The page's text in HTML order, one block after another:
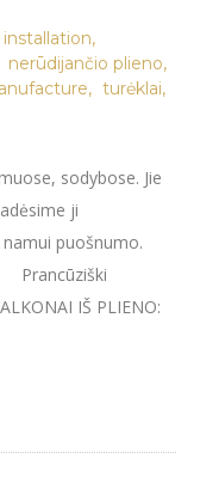
installation,
nerūdijančio plieno,
, turėklai,
sodybose. Jie
ji
puošnumo.
Prancūziški
IŠ PLIENO: